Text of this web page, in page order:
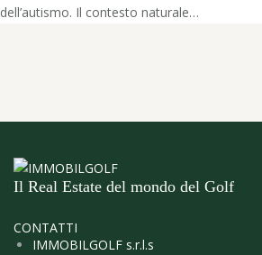
dell’autismo. Il contesto naturale…
Il Real Estate del mondo del Golf
CONTATTI
IMMOBILGOLF s.r.l.s